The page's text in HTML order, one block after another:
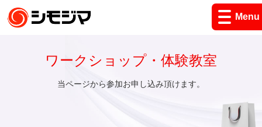
Menu
ワークショップ・体験教室
当ページから参加お申し込み頂けます。